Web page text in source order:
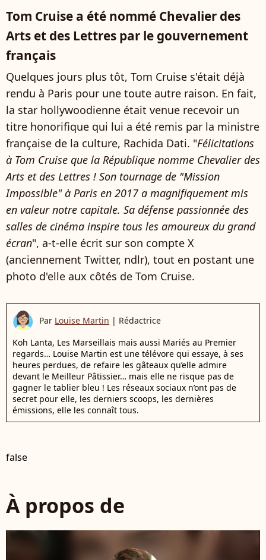
Tom Cruise a été nommé Chevalier des
Arts et des Lettres par le gouvernement
français
Quelques jours plus tôt, Tom Cruise s'était déjà
rendu à Paris pour une toute autre raison. En fait,
la star hollywoodienne était venue recevoir un
titre honorifique qui lui a été remis par la ministre
française de la culture, Rachida Dati. "Félicitations
à Tom Cruise que la République nomme Chevalier des
Arts et des Lettres ! Son tournage de "Mission
Impossible" à Paris en 2017 a magnifiquement mis
en valeur notre capitale. Sa défense passionnée des
salles de cinéma inspire tous les amoureux du grand
écran", a-t-elle écrit sur son compte X
(anciennement Twitter, ndlr), tout en postant une
photo d'elle aux côtés de Tom Cruise.
Par Louise Martin | Rédactrice
Koh Lanta, Les Marseillais mais aussi Mariés au Premier
regards… Louise Martin est une télévore qui essaye, à ses
heures perdues, de refaire les gâteaux qu’elle admire
devant le Meilleur Pâtissier… mais elle ne risque pas de
gagner le tablier bleu ! Les réseaux sociaux n’ont pas de
secret pour elle, les derniers scoops, les dernières
émissions, elle les connaît tous.
false
À propos de